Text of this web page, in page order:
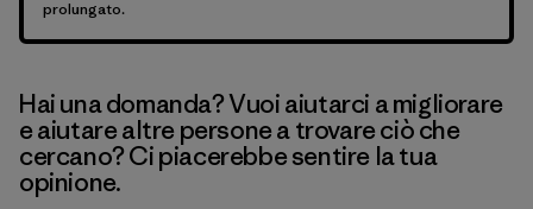
prolungato.
Hai una domanda? Vuoi aiutarci a migliorare
e aiutare altre persone a trovare ciò che
cercano? Ci piacerebbe sentire la tua
opinione.